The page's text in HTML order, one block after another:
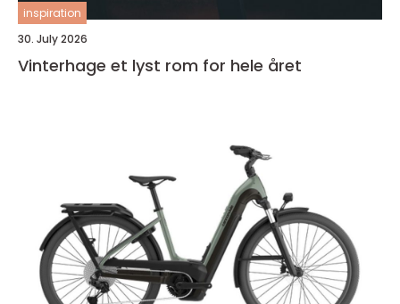
inspiration
30. July 2026
Vinterhage et lyst rom for hele året